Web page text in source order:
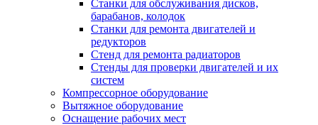
Станки для обслуживания дисков,
барабанов, колодок
Станки для ремонта двигателей и
редукторов
Стенд для ремонта радиаторов
Стенды для проверки двигателей и их
систем
Компрессорное оборудование
Вытяжное оборудование
Оснащение рабочих мест